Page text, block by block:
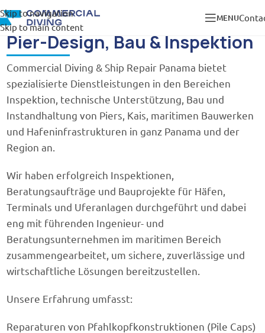
Skip to navigation
Skip to main content
MENU
DIENSTLEISTUNGEN
Pier-Design, Bau & Inspektion
Commercial Diving & Ship Repair Panama bietet
spezialisierte Dienstleistungen in den Bereichen
Inspektion, technische Unterstützung, Bau und
Instandhaltung von Piers, Kais, maritimen Bauwerken
und Hafeninfrastrukturen in ganz Panama und der
Region an.
Wir haben erfolgreich Inspektionen,
Beratungsaufträge und Bauprojekte für Häfen,
Terminals und Uferanlagen durchgeführt und dabei
eng mit führenden Ingenieur- und
Beratungsunternehmen im maritimen Bereich
zusammengearbeitet, um sichere, zuverlässige und
wirtschaftliche Lösungen bereitzustellen.
Unsere Erfahrung umfasst:
Reparaturen von Pfahlkopfkonstruktionen (Pile Caps)